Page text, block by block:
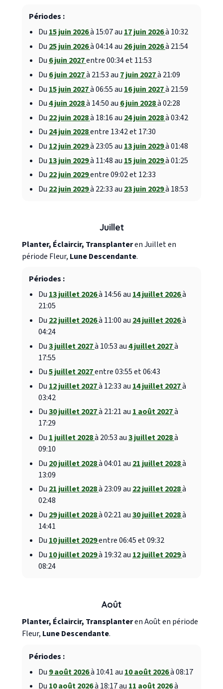
Périodes :
Du 15 juin 2026à 15:07 au 17 juin 2026à 10:32
Du 25 juin 2026à 04:14 au 26 juin 2026à 21:54
Du6 juin 2027entre 00:34 et 11:53
Du 6 juin 2027à 21:53 au 7 juin 2027à 21:09
Du 15 juin 2027à 06:55 au 16 juin 2027à 21:59
Du4 juin 2028à 14:50 au 6 juin 2028à 02:28
Du 22 juin 2028à 18:16 au 24 juin 2028à 03:42
Du 24 juin 2028entre 13:42 et 17:30
Du 12 juin 2029à 23:05 au 13 juin 2029à 01:48
Du 13 juin 2029à 11:48 au 15 juin 2029à 01:25
Du 22 juin 2029entre 09:02 et 12:33
Du 22 juin 2029à 22:33 au 23 juin 2029à 18:53
Juillet
Planter, Éclaircir, Transplanteren Juillet en
période Fleur, Lune Descendante.
Périodes :
Du13 juillet 2026à 14:56 au14 juillet 2026à
21:05
Du 22 juillet 2026à 11:00 au 24 juillet 2026à
04:24
Du3 juillet 2027à 10:53 au4 juillet 2027à
17:55
Du5 juillet 2027entre 03:55 et 06:43
Du 12 juillet 2027à 12:33 au 14 juillet 2027à
03:42
Du30 juillet 2027à 21:21 au1 août 2027à
17:29
Du 1 juillet 2028à 20:53 au3 juillet 2028à
09:10
Du 20 juillet 2028à 04:01 au 21 juillet 2028à
13:09
Du 21 juillet 2028à 23:09 au 22 juillet 2028à
02:48
Du 29 juillet 2028à 02:21 au30 juillet 2028à
14:41
Du10 juillet 2029entre 06:45 et 09:32
Du 10 juillet 2029à 19:32 au 12 juillet 2029à
08:24
Août
Planter, Éclaircir, Transplanteren Août en période
Fleur, Lune Descendante.
Périodes :
Du 9 août 2026à 10:41 au 10 août 2026à 08:17
Du 10 août 2026à 18:17 au 11 août 2026à